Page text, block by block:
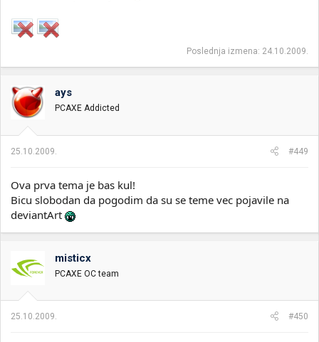
Poslednja izmena: 24.10.2009.
ays
PCAXE Addicted
25.10.2009. #449
Ova prva tema je bas kul!
Bicu slobodan da pogodim da su se teme vec pojavile na
deviantArt
misticx
PCAXE OC team
25.10.2009. #450